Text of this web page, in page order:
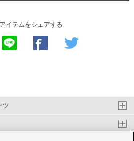
イテムをシェアする
ツ